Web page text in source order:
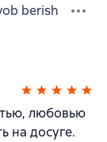
berish
любовью
на досуге.